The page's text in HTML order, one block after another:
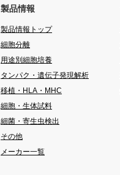
製品情報
製品情報トップ
細胞分離
用途別細胞培養
タンパク・遺伝子発現解析
移植・HLA・MHC
細胞・生体試料
細菌・寄生虫検出
その他
メーカー一覧